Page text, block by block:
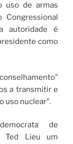
uso de armas
autoridade é
como
a transmitir e
uso nuclear”.
de
Ted Lieu um